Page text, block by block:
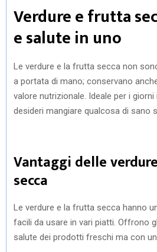
Verdure e frutta
e salute in uno
Le verdure e la frutta secca non
a portata di mano; conservano
valore nutrizionale. Ideale per i giorni
desideri mangiare qualcosa di sano
Vantaggi delle
secca
Le verdure e la frutta secca hanno
facili da usare in vari piatti. Offrono
salute dei prodotti freschi ma con